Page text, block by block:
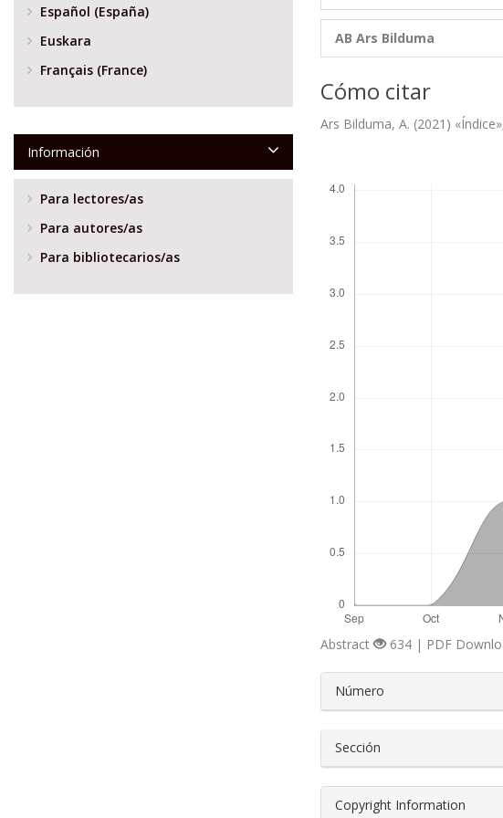
AB Ars Bilduma
Cómo citar
Ars Bilduma, A. (2021)
Abstract 634 | PDF
Número
Sección
Copyright Information
Español (España)
Euskara
Français (France)
Información
Para lectores/as
Para autores/as
Para bibliotecarios/as